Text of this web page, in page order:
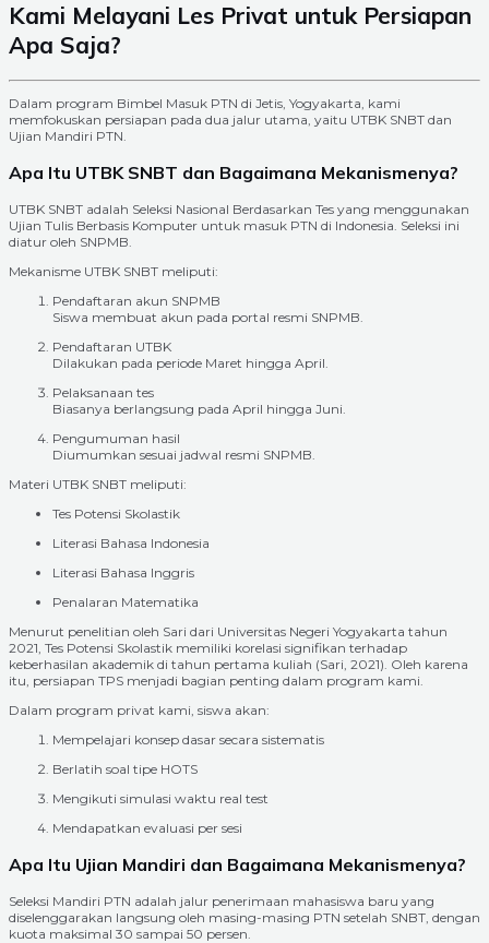
Kami Melayani Les Privat untuk Persiapan
Apa Saja?
Dalam program Bimbel Masuk PTN di Jetis, Yogyakarta, kami
memfokuskan persiapan pada dua jalur utama, yaitu UTBK SNBT dan
Ujian Mandiri PTN.
Apa Itu UTBK SNBT dan Bagaimana Mekanismenya?
UTBK SNBT adalah Seleksi Nasional Berdasarkan Tes yang menggunakan
Ujian Tulis Berbasis Komputer untuk masuk PTN di Indonesia. Seleksi ini
diatur oleh SNPMB.
Mekanisme UTBK SNBT meliputi:
Pendaftaran akun SNPMB
Siswa membuat akun pada portal resmi SNPMB.
Pendaftaran UTBK
Dilakukan pada periode Maret hingga April.
Pelaksanaan tes
Biasanya berlangsung pada April hingga Juni.
Pengumuman hasil
Diumumkan sesuai jadwal resmi SNPMB.
Materi UTBK SNBT meliputi:
Tes Potensi Skolastik
Literasi Bahasa Indonesia
Literasi Bahasa Inggris
Penalaran Matematika
Menurut penelitian oleh Sari dari Universitas Negeri Yogyakarta tahun
2021, Tes Potensi Skolastik memiliki korelasi signifikan terhadap
keberhasilan akademik di tahun pertama kuliah (Sari, 2021). Oleh karena
itu, persiapan TPS menjadi bagian penting dalam program kami.
Dalam program privat kami, siswa akan:
Mempelajari konsep dasar secara sistematis
Berlatih soal tipe HOTS
Mengikuti simulasi waktu real test
Mendapatkan evaluasi per sesi
Apa Itu Ujian Mandiri dan Bagaimana Mekanismenya?
Seleksi Mandiri PTN adalah jalur penerimaan mahasiswa baru yang
diselenggarakan langsung oleh masing-masing PTN setelah SNBT, dengan
kuota maksimal 30 sampai 50 persen.